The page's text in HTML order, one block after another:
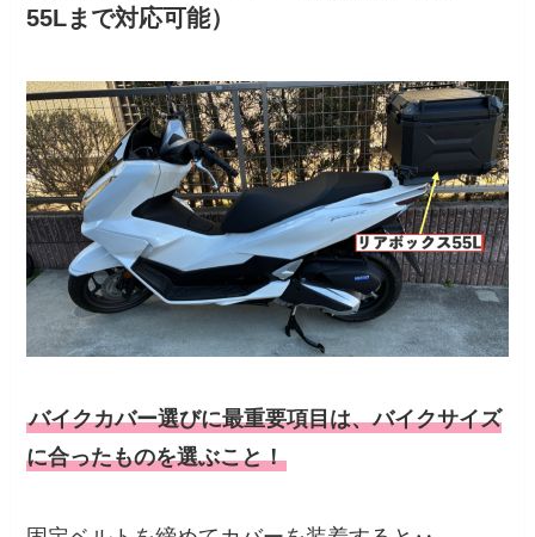
55Lまで対応可能）
バイクカバー選びに最重要項目は、バイクサイズ
に合ったものを選ぶこと！